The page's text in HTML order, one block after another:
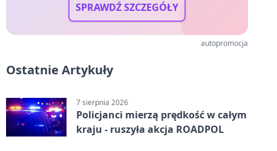
SPRAWDŹ SZCZEGÓŁY
autopromocja
Ostatnie Artykuły
7 sierpnia 2026
Policjanci mierzą prędkość w całym
kraju - ruszyła akcja ROADPOL